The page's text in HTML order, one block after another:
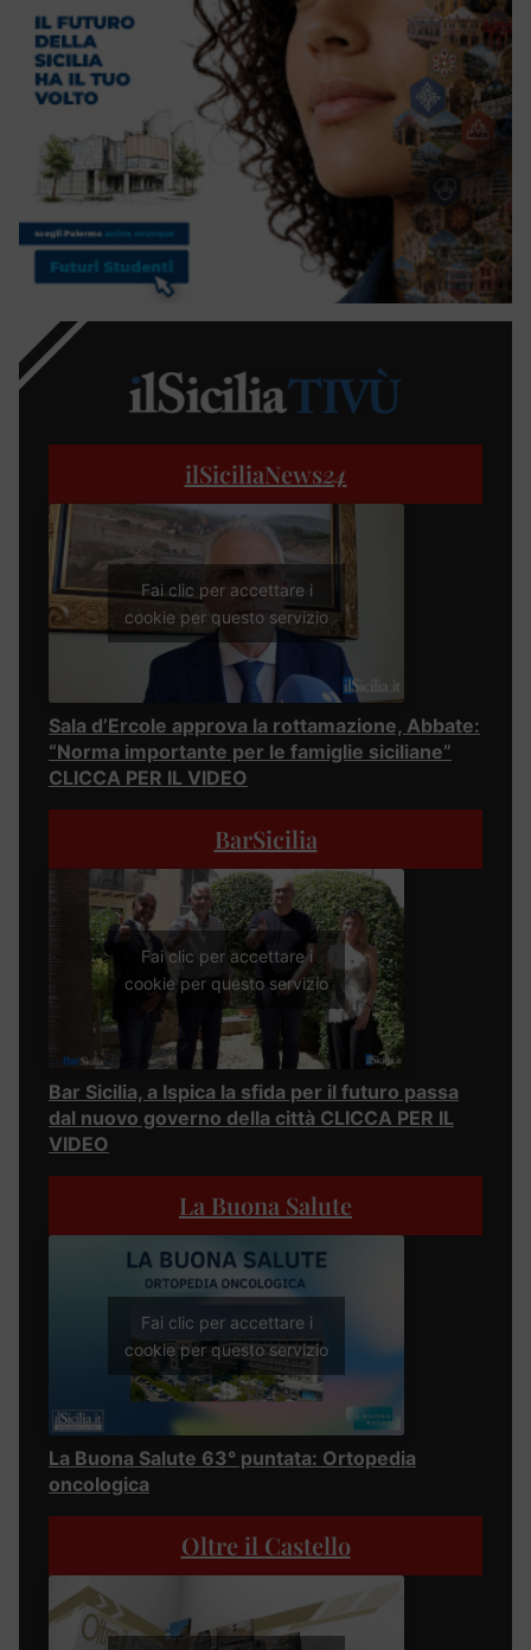
ilSiciliaNews24
Fai clic per accettare i
cookie per questo servizio
Sala d’Ercole approva la rottamazione, Abbate:
“Norma importante per le famiglie siciliane”
CLICCA PER IL VIDEO
BarSicilia
Fai clic per accettare i
cookie per questo servizio
Bar Sicilia, a Ispica la sfida per il futuro passa
dal nuovo governo della città CLICCA PER IL
VIDEO
La Buona Salute
Fai clic per accettare i
cookie per questo servizio
La Buona Salute 63° puntata: Ortopedia
oncologica
Oltre il Castello